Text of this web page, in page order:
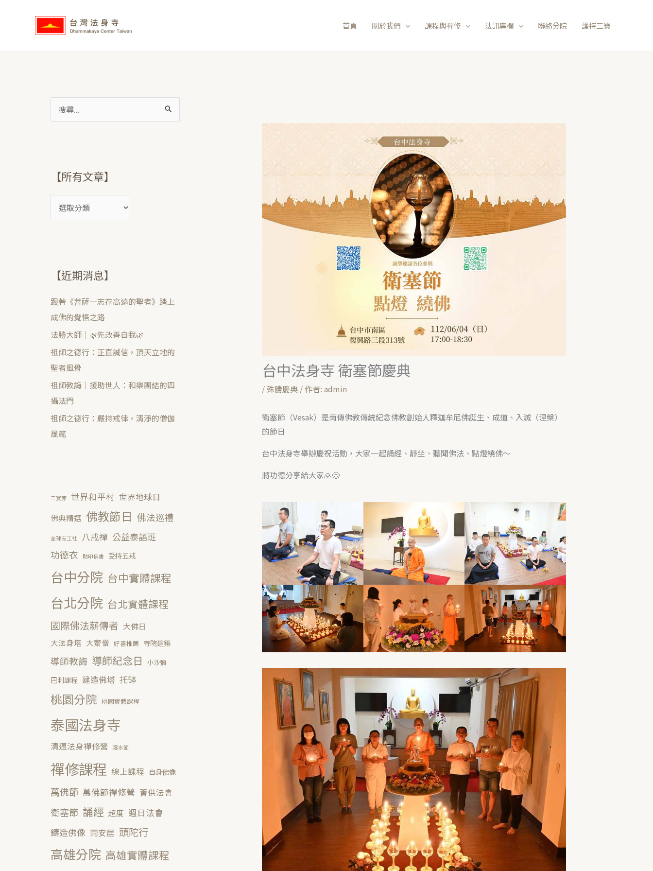
首頁 關於我們 課程與禪修 法訊專欄 聯絡分院 護持三寶
字【所有文章】
所
有
【近期消息】
跟著《菩薩—志存高遠的聖者》踏上
成佛的覺悟之路
法勝大師｜🌿先改善自我🌿
祖師之德行：正直誠信，頂天立地的
聖者風骨
祖師教誨｜援助世人：和樂團結的四
攝法門
祖師之德行：嚴持戒律，清淨的僧伽
風範
三寶節 世界和平村 世界地球日
佛典精選 佛教節日 佛法巡禮
全球志工社 八戒禪 公益泰語班
功德衣 助印佛書 受持五戒
台中分院 台中實體課程
台北分院 台北實體課程
國際佛法薪傳者 大佛日
大法身塔 大齋僧 好書推薦 寺院建築
導師教誨 導師紀念日 小沙彌
巴利課程 建造佛塔 托缽
桃園分院 桃園實體課程
泰國法身寺
清邁法身禪修營 潑水節
禪修課程 線上課程 自身佛像
萬佛節 萬佛節禪修營 薈供法會
衛塞節 誦經 超度 週日法會
鑄造佛像 雨安居 頭陀行
高雄分院 高雄實體課程
台中法身寺 衛塞節慶典
/殊勝慶典/ 作者: admin
衛塞節（Vesak）是南傳佛教傳統紀念佛教創始人釋迦牟尼佛誕生、成道、入滅（涅槃）
的節日
台中法身寺舉辦慶祝活動，大家一起誦經、靜坐、聽聞佛法、點燈繞佛～
將功德分享給大家🙏😊